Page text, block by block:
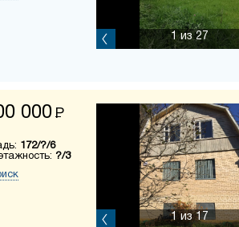
1из 27
000 Р
172/?/6
?/3
1 из 17